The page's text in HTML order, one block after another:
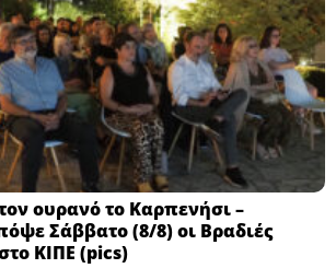
ουρανό το Καρπενήσι –
Σάββατο (8/8) οι Βραδιές
ΚΙΠΕ (pics)